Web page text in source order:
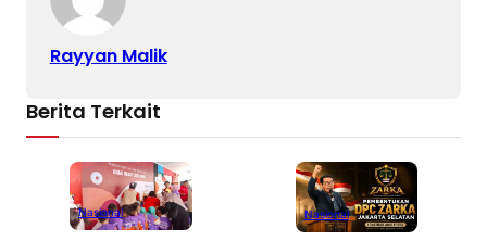
Rayyan Malik
Berita Terkait
Nasional Nasional